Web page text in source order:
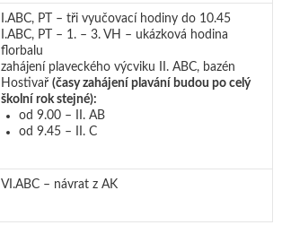
I.ABC, PT – tři vyučovací hodiny do 10.45
I.ABC, PT – 1. – 3. VH – ukázková hodina
florbalu
zahájení plaveckého výcviku II. ABC, bazén
Hostivař (časy zahájení plavání budou po celý
školní rok stejné):
od 9.00 – II. AB
od 9.45 – II. C
VI.ABC – návrat z AK